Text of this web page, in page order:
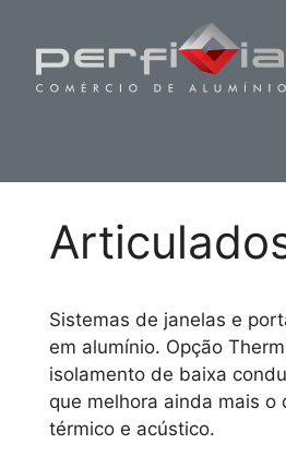
conteúdo
Sistemas de janelas e
em alumínio. Opção
isolamento de baixa
que melhora ainda mais o
térmico e acústico.